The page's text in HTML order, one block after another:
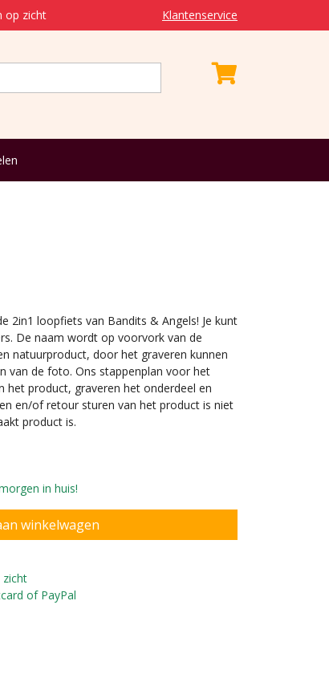
op zicht Klantenservice
voorvork
2in1 loopfiets van Bandits & Angels! Je kunt
De naam wordt op voorvork van de
natuurproduct, door het graveren kunnen
van de foto. Ons stappenplan voor het
het product, graveren het onderdeel en
en/of retour sturen van het product is niet
product is.
in huis!
zicht
of PayPal